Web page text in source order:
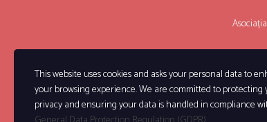
Asociația
This website uses cookies and asks your personal data to
your browsing experience. We are committed to protecting
privacy and ensuring your data is handled in compliance